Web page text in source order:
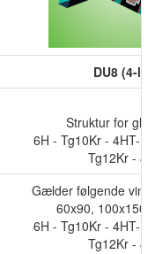
DU8 (4-
Struktur for
6H - Tg10Kr - 4HT-
Tg12Kr -
Gælder følgende
60x90, 100x150
6H - Tg10Kr - 4HT-
Tg12Kr -